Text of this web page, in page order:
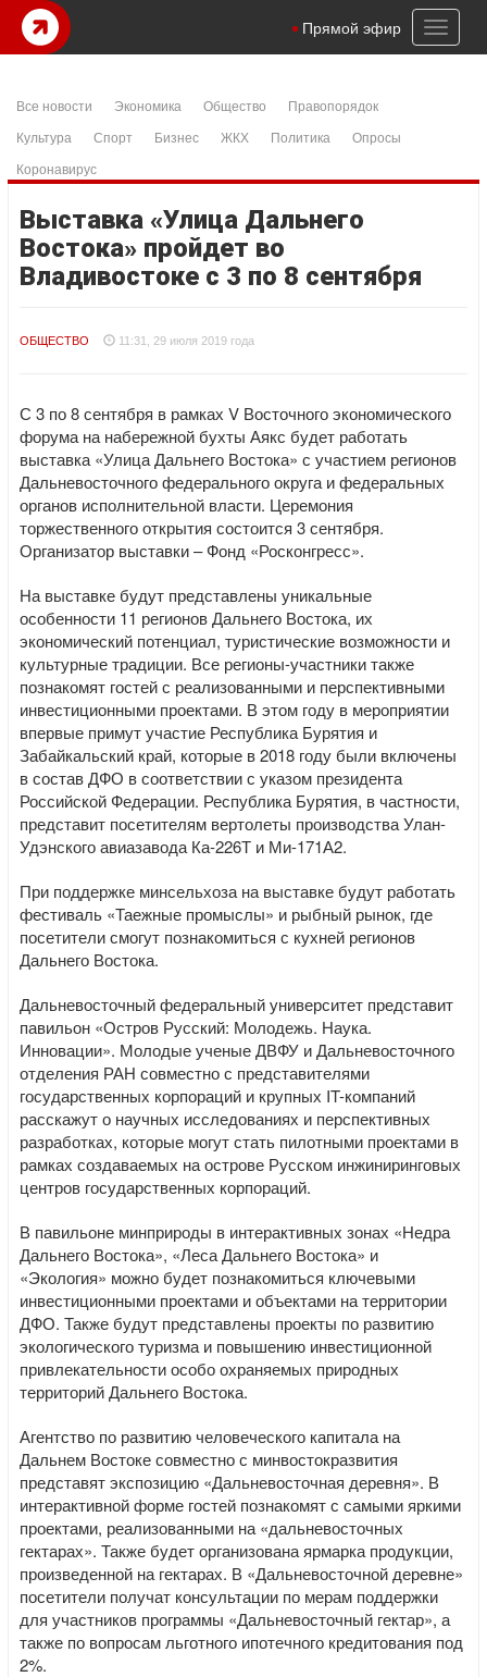
Toggle
Прямой эфир
Все новости Экономика Общество
Правопорядок
Культура
Спорт Бизнес ЖКХ Политика
Опросы
Коронавирус
Выставка «Улица Дальнего
Востока» пройдет во
Владивостоке с 3 по 8 сентября
ОБЩЕСТВО 11:31, 29 июля 2019 года
С 3 по 8 сентября в рамках V Восточного экономического
форума на набережной бухты Аякс будет работать
выставка «Улица Дальнего Востока» с участием регионов
Дальневосточного федерального округа и федеральных
органов исполнительной власти. Церемония
торжественного открытия состоится 3 сентября.
Организатор выставки – Фонд «Росконгресс».
На выставке будут представлены уникальные
особенности 11 регионов Дальнего Востока, их
экономический потенциал, туристические возможности и
культурные традиции. Все регионы-участники также
познакомят гостей с реализованными и перспективными
инвестиционными проектами. В этом году в мероприятии
впервые примут участие Республика Бурятия и
Забайкальский край, которые в 2018 году были включены
в состав ДФО в соответствии с указом президента
Российской Федерации. Республика Бурятия, в частности,
представит посетителям вертолеты производства Улан-
Удэнского авиазавода Ка-226Т и Ми-171А2.
При поддержке минсельхоза на выставке будут работать
фестиваль «Таежные промыслы» и рыбный рынок, где
посетители смогут познакомиться с кухней регионов
Дальнего Востока.
Дальневосточный федеральный университет представит
павильон «Остров Русский: Молодежь. Наука.
Инновации». Молодые ученые ДВФУ и Дальневосточного
отделения РАН совместно с представителями
государственных корпораций и крупных IT-компаний
расскажут о научных исследованиях и перспективных
разработках, которые могут стать пилотными проектами в
рамках создаваемых на острове Русском инжиниринговых
центров государственных корпораций.
В павильоне минприроды в интерактивных зонах «Недра
Дальнего Востока», «Леса Дальнего Востока» и
«Экология» можно будет познакомиться ключевыми
инвестиционными проектами и объектами на территории
ДФО. Также будут представлены проекты по развитию
экологического туризма и повышению инвестиционной
привлекательности особо охраняемых природных
территорий Дальнего Востока.
Агентство по развитию человеческого капитала на
Дальнем Востоке совместно с минвостокразвития
представят экспозицию «Дальневосточная деревня». В
интерактивной форме гостей познакомят с самыми яркими
проектами, реализованными на «дальневосточных
гектарах». Также будет организована ярмарка продукции,
произведенной на гектарах. В «Дальневосточной деревне»
посетители получат консультации по мерам поддержки
для участников программы «Дальневосточный гектар», а
также по вопросам льготного ипотечного кредитования под
2%.